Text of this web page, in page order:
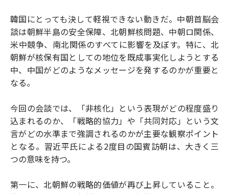
韓国にとっても決して軽視できない動きだ。中朝首脳会
談は朝鮮半島の安全保障、北朝鮮核問題、中朝ロ関係、
米中競争、南北関係のすべてに影響を及ぼす。特に、北
朝鮮が核保有国としての地位を既成事実化しようとする
中、中国がどのようなメッセージを発するのかが重要と
なる。
今回の会談では、「非核化」という表現がどの程度盛り
込まれるのか、「戦略的協力」や「共同対応」という文
言がどの水準まで強調されるのかが主要な観察ポイント
となる。習近平氏による2度目の国賓訪朝は、大きく三
つの意味を持つ。
第一に、北朝鮮の戦略的価値が再び上昇していること。